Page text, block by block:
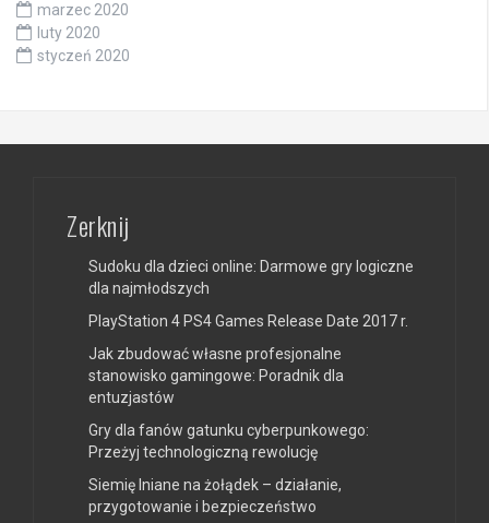
marzec 2020
luty 2020
styczeń 2020
Zerknij
Sudoku dla dzieci online: Darmowe gry logiczne
dla najmłodszych
PlayStation 4 PS4 Games Release Date 2017 r.
Jak zbudować własne profesjonalne
stanowisko gamingowe: Poradnik dla
entuzjastów
Gry dla fanów gatunku cyberpunkowego:
Przeżyj technologiczną rewolucję
Siemię lniane na żołądek – działanie,
przygotowanie i bezpieczeństwo